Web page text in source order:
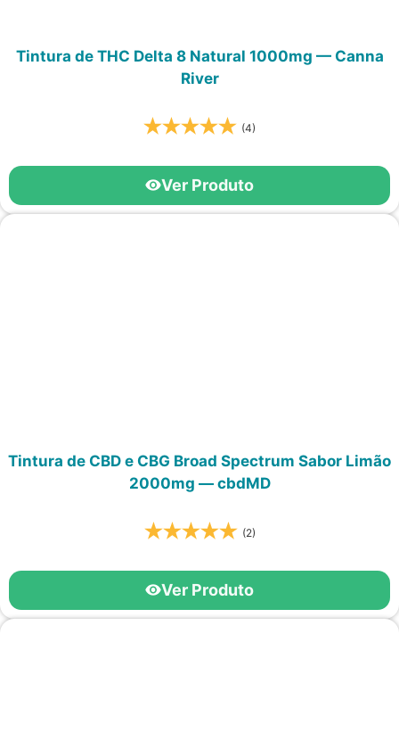
Tintura de THC Delta 8 Natural 1000mg — Canna
River
(4)
Ver Produto
Tintura de CBD e CBG Broad Spectrum Sabor Limão
2000mg — cbdMD
(2)
Ver Produto